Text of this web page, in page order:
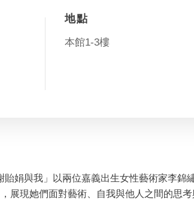
地點
本館1-3樓
娟與我」以兩位嘉義出生女性藝術家李
展現她們面對藝術、自我與他人之間的思